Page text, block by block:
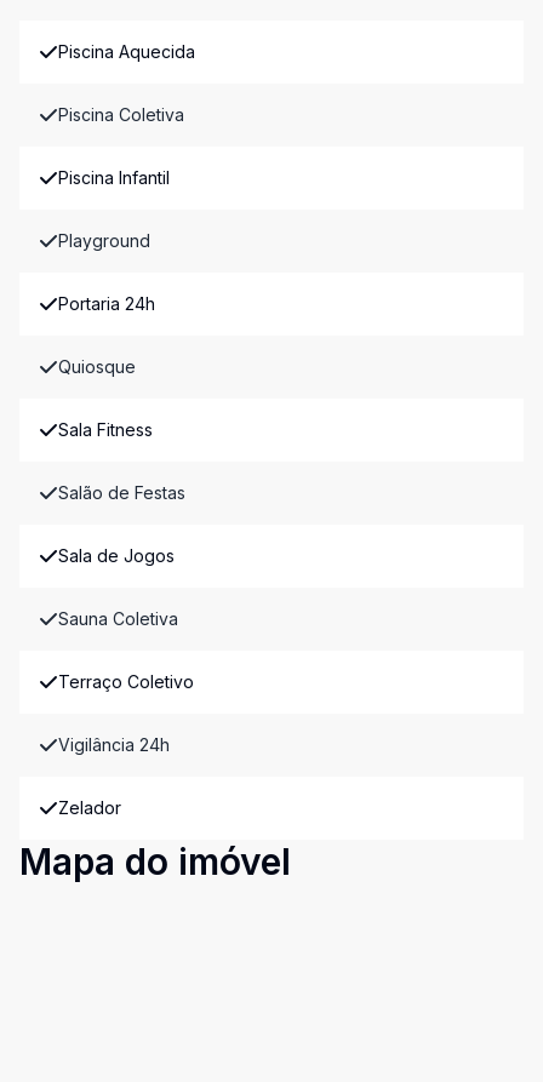
Piscina Aquecida
Piscina Coletiva
Piscina Infantil
Playground
Portaria 24h
Quiosque
Sala Fitness
Salão de Festas
Sala de Jogos
Sauna Coletiva
Terraço Coletivo
Vigilância 24h
Zelador
Mapa do imóvel